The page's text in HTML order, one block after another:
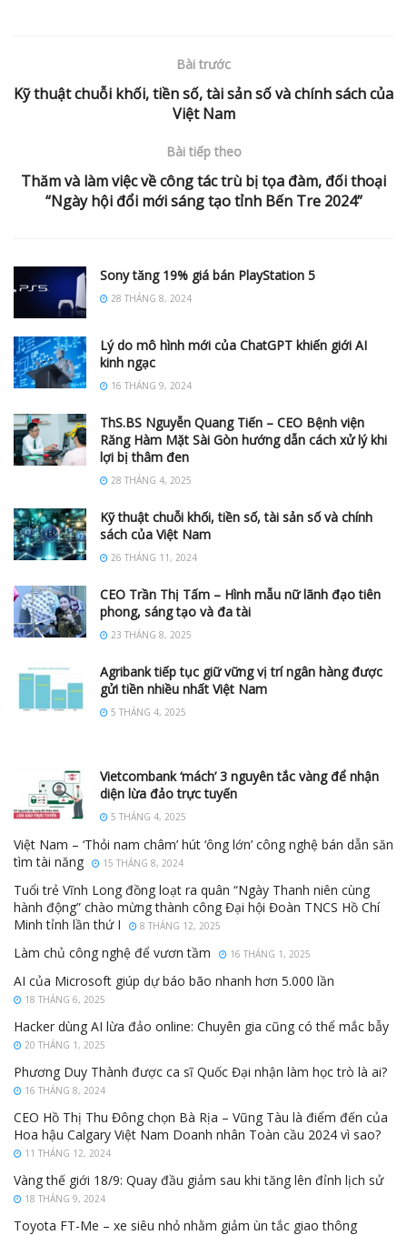
Bài trước
Kỹ thuật chuỗi khối, tiền số, tài sản số và chính sách của
Việt Nam
Bài tiếp theo
Thăm và làm việc về công tác trù bị tọa đàm, đối thoại
“Ngày hội đổi mới sáng tạo tỉnh Bến Tre 2024”
Sony tăng 19% giá bán PlayStation 5
28 THÁNG 8, 2024
Lý do mô hình mới của ChatGPT khiến giới AI
kinh ngạc
16 THÁNG 9, 2024
ThS.BS Nguyễn Quang Tiến – CEO Bệnh viện
Răng Hàm Mặt Sài Gòn hướng dẫn cách xử lý khi
lợi bị thâm đen
28 THÁNG 4, 2025
Kỹ thuật chuỗi khối, tiền số, tài sản số và chính
sách của Việt Nam
26 THÁNG 11, 2024
CEO Trần Thị Tấm – Hình mẫu nữ lãnh đạo tiên
phong, sáng tạo và đa tài
23 THÁNG 8, 2025
Agribank tiếp tục giữ vững vị trí ngân hàng được
gửi tiền nhiều nhất Việt Nam
5 THÁNG 4, 2025
Vietcombank ‘mách’ 3 nguyên tắc vàng để nhận
diện lừa đảo trực tuyến
5 THÁNG 4, 2025
Việt Nam – ‘Thỏi nam châm’ hút ‘ông lớn’ công nghệ bán dẫn săn
tìm tài năng
15 THÁNG 8, 2024
Tuổi trẻ Vĩnh Long đồng loạt ra quân “Ngày Thanh niên cùng
hành động” chào mừng thành công Đại hội Đoàn TNCS Hồ Chí
Minh tỉnh lần thứ I
8 THÁNG 12, 2025
Làm chủ công nghệ để vươn tầm 16 THÁNG 1, 2025
AI của Microsoft giúp dự báo bão nhanh hơn 5.000 lần
18 THÁNG 6, 2025
Hacker dùng AI lừa đảo online: Chuyên gia cũng có thể mắc bẫy
20 THÁNG 1, 2025
Phương Duy Thành được ca sĩ Quốc Đại nhận làm học trò là ai?
16 THÁNG 8, 2024
CEO Hồ Thị Thu Đông chọn Bà Rịa – Vũng Tàu là điểm đến của
Hoa hậu Calgary Việt Nam Doanh nhân Toàn cầu 2024 vì sao?
11 THÁNG 12, 2024
Vàng thế giới 18/9: Quay đầu giảm sau khi tăng lên đỉnh lịch sử
18 THÁNG 9, 2024
Toyota FT-Me – xe siêu nhỏ nhằm giảm ùn tắc giao thông